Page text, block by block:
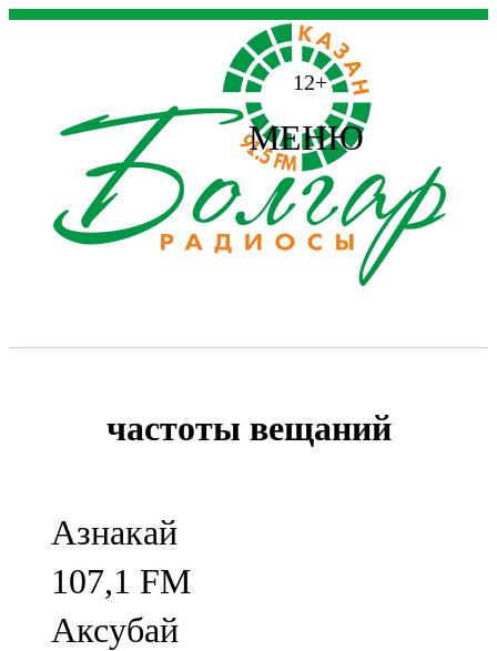
12+
МЕНЮ
частоты вещаний
Азнакай
107,1 FM
Аксубай